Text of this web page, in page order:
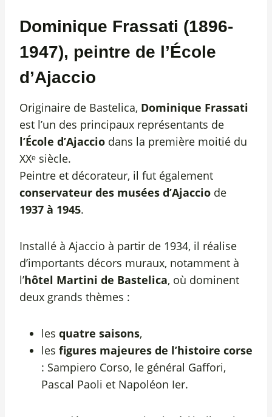
Dominique Frassati (1896-
1947), peintre de l’École
d’Ajaccio
Originaire de Bastelica, Dominique Frassati
est l’un des principaux représentants de
l’École d’Ajaccio dans la première moitié du
XXᵉ siècle.
Peintre et décorateur, il fut également
conservateur des musées d’Ajaccio de
1937 à 1945.
Installé à Ajaccio à partir de 1934, il réalise
d’importants décors muraux, notamment à
l’hôtel Martini de Bastelica, où dominent
deux grands thèmes :
les quatre saisons,
les figures majeures de l’histoire corse
: Sampiero Corso, le général Gaffori,
Pascal Paoli et Napoléon Ier.